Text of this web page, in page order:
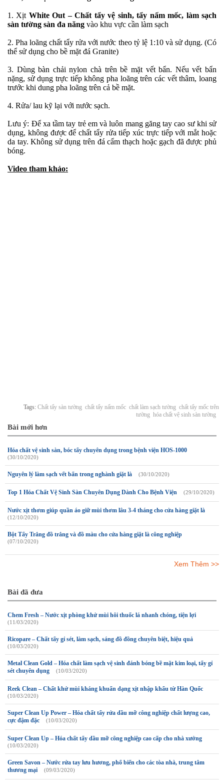
1. Xịt White Out – Chất tẩy vệ sinh, tẩy nấm mốc, làm sạch
sàn tường sàn đa năng vào khu vực cần làm sạch
2. Pha loãng chất tẩy rửa với nước theo tỷ lệ 1:10 và sử dụng. (Có
thể sử dụng cho bề mặt đá Granite)
3. Dùng bàn chải nylon chà trên bề mặt vết bẩn. Nếu vết bẩn
nặng, sử dụng trực tiếp không pha loãng trên các vết thâm, loang
trước khi dung pha loãng trên cả bề mặt.
4. Rửa/ lau kỹ lại với nước sạch.
Lưu ý: Để xa tầm tay trẻ em và luôn mang găng tay cao sư khi sử
dụng, không được để chất tẩy rửa tiếp xúc trực tiếp với mắt hoặc
da tay. Không sử dụng trên đá cẩm thạch hoặc gạch đã được phủ
bóng.
Video tham khảo:
Tags: Chất tẩy sàn tường chất tẩy nấm mốc chất làm sạch tường chất tẩy mốc trên
tường hóa chất vệ sinh sàn tường
Bài mới hơn
Hóa chất vệ sinh sàn, bóc tẩy chuyên dụng trong bệnh viện HOS-1000
(30/10/2020)
Nguyên lý làm sạch vết bẩn trong nghành giặt là (30/10/2020)
Top 1 Hóa Chất Vệ Sinh Sàn Chuyên Dụng Dành Cho Bệnh Viện (29/10/2020)
Nước xịt thơm giúp quần áo giữ mùi thơm lâu 3-4 tháng cho cửa hàng giặt là
(12/10/2020)
Bột Tẩy Trắng đồ trắng và đồ màu cho cửa hàng giặt là công nghiệp
(07/10/2020)
Xem Thêm >>
Bài đã đưa
Chem Fresh – Nước xịt phòng khử mùi hôi thuốc lá nhanh chóng, tiện lợi
(11/03/2020)
Ricopare – Chất tẩy gỉ sét, làm sạch, sáng đồ đồng chuyên biệt, hiệu quả
(10/03/2020)
Metal Clean Gold – Hóa chất làm sạch vệ sinh đánh bóng bề mặt kim loại, tẩy gỉ
sét chuyên dụng
(10/03/2020)
Reek Clean – Chất khử mùi kháng khuẩn dạng xịt nhập khẩu từ Hàn Quốc
(10/03/2020)
Super Clean Up Power – Hóa chất tẩy rửa dầu mỡ công nghiệp chất lượng cao,
cực đậm đặc
(10/03/2020)
Super Clean Up – Hóa chất tẩy dầu mỡ công nghiệp cao cấp cho nhà xưởng
(10/03/2020)
Green Savon – Nước rửa tay lưu hương, phổ biến cho các tòa nhà, trung tâm
thương mại
(09/03/2020)